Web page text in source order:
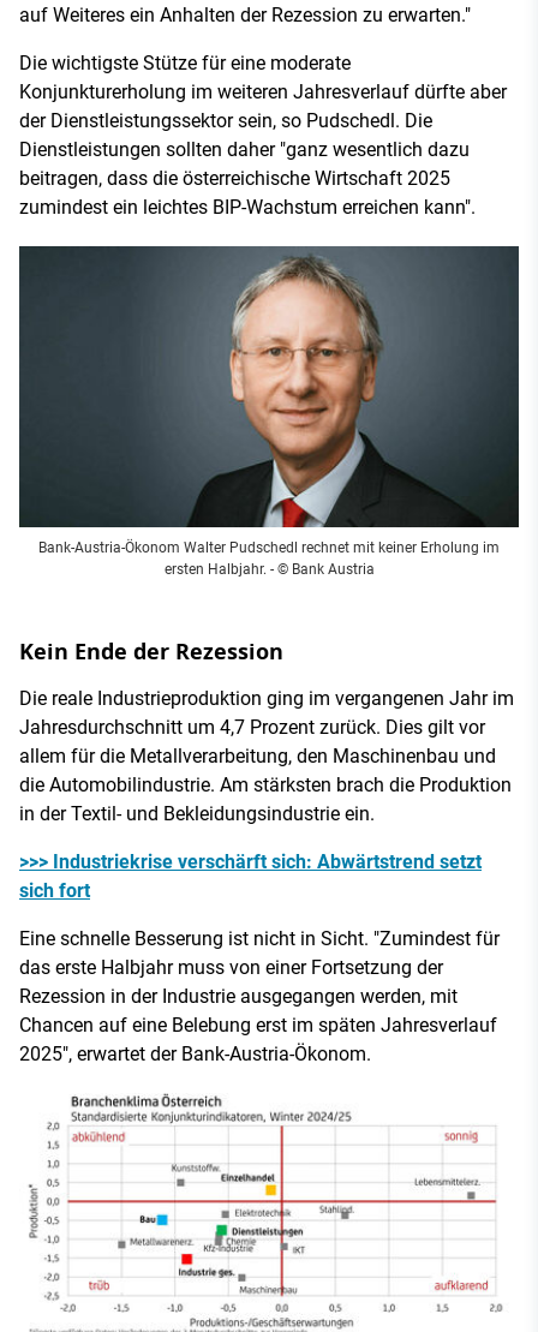
auf Weiteres ein Anhalten der Rezession zu erwarten."
Die wichtigste Stütze für eine moderate
Konjunkturerholung im weiteren Jahresverlauf dürfte aber
der Dienstleistungssektor sein, so Pudschedl. Die
Dienstleistungen sollten daher "ganz wesentlich dazu
beitragen, dass die österreichische Wirtschaft 2025
zumindest ein leichtes BIP-Wachstum erreichen kann".
Bank-Austria-Ökonom Walter Pudschedl rechnet mit keiner Erholung im
ersten Halbjahr. - © Bank Austria
Kein Ende der Rezession
Die reale Industrieproduktion ging im vergangenen Jahr im
Jahresdurchschnitt um 4,7 Prozent zurück. Dies gilt vor
allem für die Metallverarbeitung, den Maschinenbau und
die Automobilindustrie. Am stärksten brach die Produktion
in der Textil- und Bekleidungsindustrie ein.
>>> Industriekrise verschärft sich: Abwärtstrend setzt
sich fort
Eine schnelle Besserung ist nicht in Sicht. "Zumindest für
das erste Halbjahr muss von einer Fortsetzung der
Rezession in der Industrie ausgegangen werden, mit
Chancen auf eine Belebung erst im späten Jahresverlauf
2025", erwartet der Bank-Austria-Ökonom.